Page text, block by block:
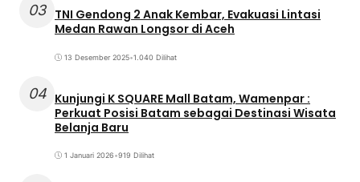
03 TNI Gendong 2 Anak Kembar, Evakuasi Lintasi
Medan Rawan Longsor di Aceh
13 Desember 2025•1.040 Dilihat
04 Kunjungi K SQUARE Mall Batam, Wamenpar :
Perkuat Posisi Batam sebagai Destinasi Wisata
Belanja Baru
1 Januari 2026•919 Dilihat